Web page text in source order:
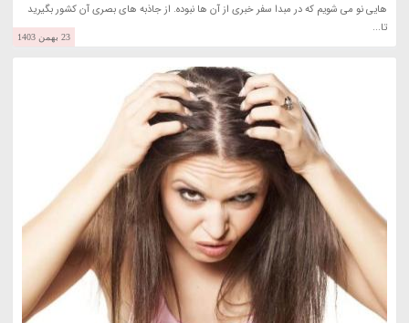
هایی نو می شویم که در مبدا سفر خبری از آن ها نبوده. از جاذبه های بصری آن کشور بگیرید
تا...
23 بهمن 1403